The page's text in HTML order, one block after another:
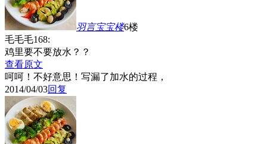
羽言宝宝楼6楼
毛毛毛168:
鸡里要不要放水？？
查看原文
呵呵！不好意思！写漏了加水的过程，
2014/04/03回复